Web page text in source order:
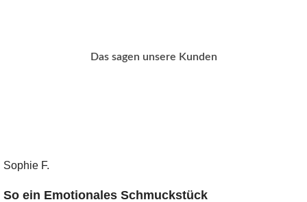
Das sagen unsere Kunden
Sophie F.
So ein Emotionales Schmuckstück